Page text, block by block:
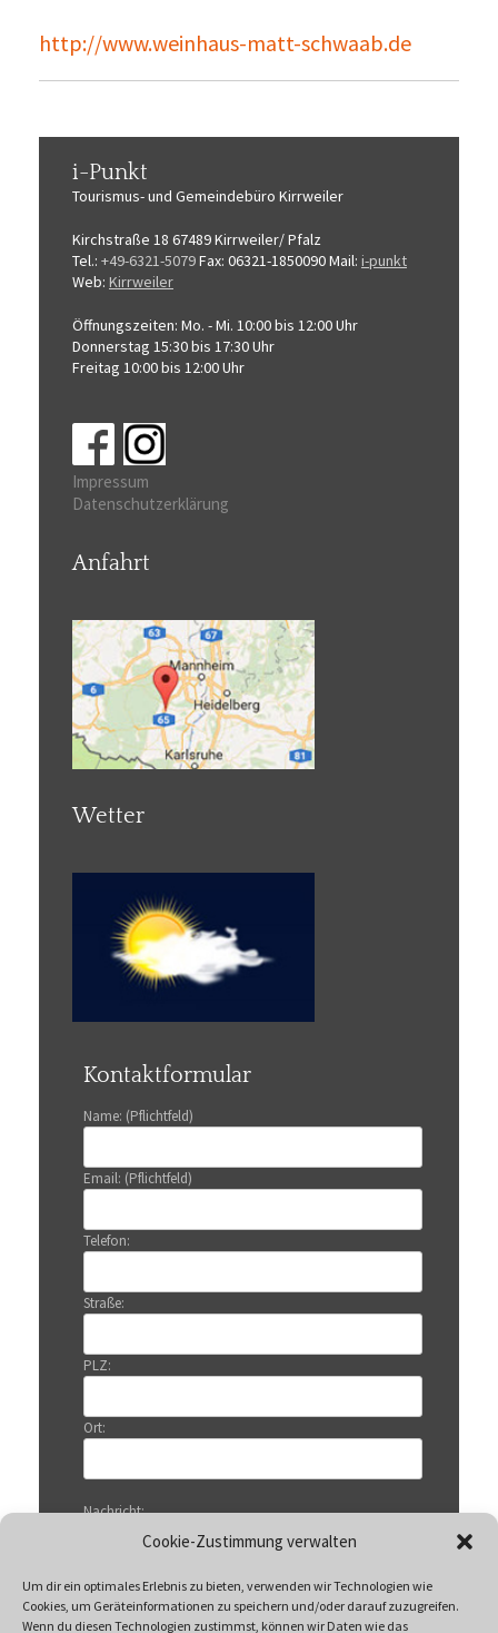
Cookie-Zustimmung verwalten
Um dir ein optimales Erlebnis zu bieten, verwenden wir Technologien wie
Cookies, um Geräteinformationen zu speichern und/oder darauf zuzugreifen.
Wenn du diesen Technologien zustimmst, können wir Daten wie das
http://www.weinhaus-matt-schwaab.de
i-Punkt
Tourismus-und Gemeindebüro Kirrweiler
Kirchstraße 18 67489 Kirrweiler/ Pfalz
Tel.: +49-6321-5079Fax: 06321-1850090Mail: i-punkt
Web: Kirrweiler
Öffnungszeiten: Mo. - Mi. 10:00 bis 12:00 Uhr
Donnerstag 15:30 bis 17:30 Uhr
Freitag 10:00 bis 12:00 Uhr
Impressum
Datenschutzerklärung
Anfahrt
Wetter
Kontaktformular
Name: (Pflichtfeld)
Email: (Pflichtfeld)
Telefon:
Straße:
PLZ:
Ort:
Nachricht: